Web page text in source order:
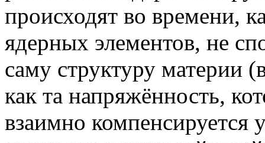
происходят во времени,
ядерных элементов, не
саму структуру материи
как та напряжённость,
взаимно компенсируется